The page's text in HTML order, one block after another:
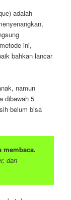
adalah
ini,
bahkan lancar
namun
dibawah 5
belum bisa
membaca.
dan